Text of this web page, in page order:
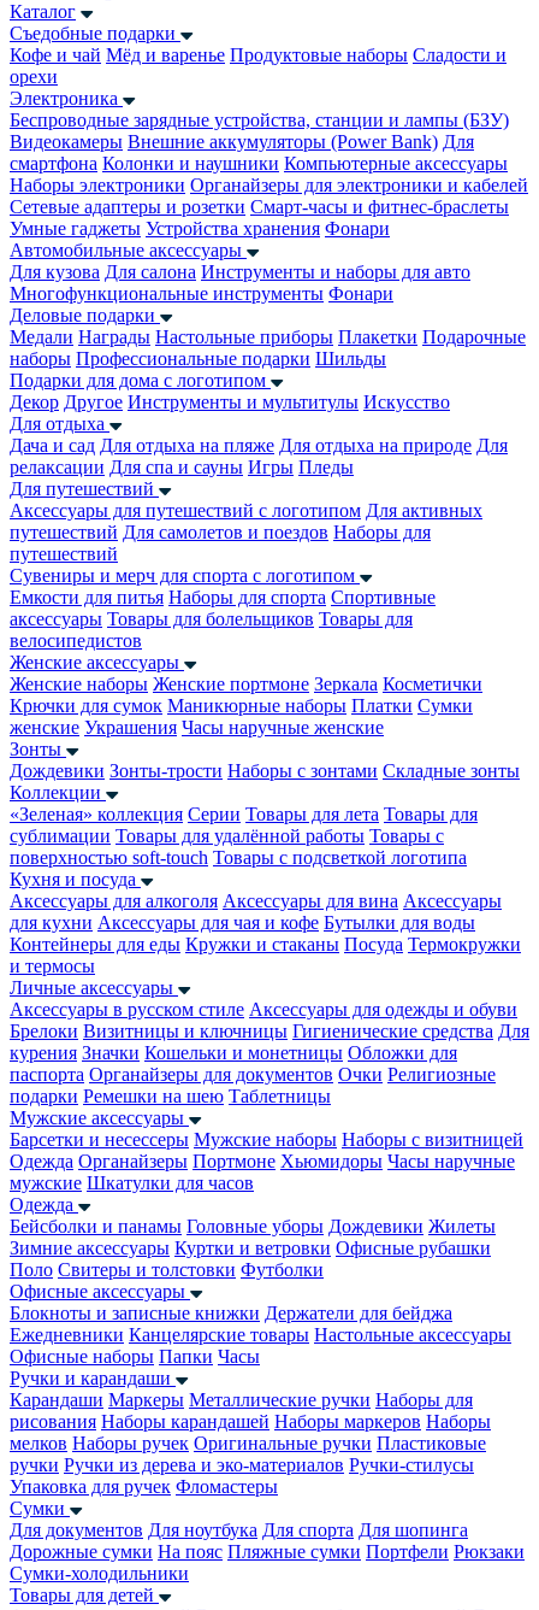
Каталог
Съедобные подарки
Кофе и чай Мёд и варенье Продуктовые наборы Сладости и
орехи
Электроника
Беспроводные зарядные устройства, станции и лампы (БЗУ)
Видеокамеры Внешние аккумуляторы (Power Bank) Для
смартфона Колонки и наушники Компьютерные аксессуары
Наборы электроники Органайзеры для электроники и кабелей
Сетевые адаптеры и розетки Смарт-часы и фитнес-браслеты
Умные гаджеты Устройства хранения Фонари
Автомобильные аксессуары
Для кузова Для салона Инструменты и наборы для авто
Многофункциональные инструменты Фонари
Деловые подарки
Медали Награды Настольные приборы Плакетки Подарочные
наборы Профессиональные подарки Шильды
Подарки для дома с логотипом
Декор Другое Инструменты и мультитулы Искусство
Для отдыха
Дача и сад Для отдыха на пляже Для отдыха на природе Для
релаксации Для спа и сауны Игры Пледы
Для путешествий
Аксессуары для путешествий с логотипом Для активных
путешествий Для самолетов и поездов Наборы для
путешествий
Сувениры и мерч для спорта с логотипом
Емкости для питья Наборы для спорта Спортивные
аксессуары Товары для болельщиков Товары для
велосипедистов
Женские аксессуары
Женские наборы Женские портмоне Зеркала Косметички
Крючки для сумок Маникюрные наборы Платки Сумки
женские Украшения Часы наручные женские
Зонты
Дождевики Зонты-трости Наборы с зонтами Складные зонты
Коллекции
«Зеленая» коллекция Серии Товары для лета Товары для
сублимации Товары для удалённой работы Товары с
поверхностью soft-touch Товары с подсветкой логотипа
Кухня и посуда
Аксессуары для алкоголя Аксессуары для вина Аксессуары
для кухни Аксессуары для чая и кофе Бутылки для воды
Контейнеры для еды Кружки и стаканы Посуда Термокружки
и термосы
Личные аксессуары
Аксессуары в русском стиле Аксессуары для одежды и обуви
Брелоки Визитницы и ключницы Гигиенические средства Для
курения Значки Кошельки и монетницы Обложки для
паспорта Органайзеры для документов Очки Религиозные
подарки Ремешки на шею Таблетницы
Мужские аксессуары
Барсетки и несессеры Мужские наборы Наборы с визитницей
Одежда Органайзеры Портмоне Хьюмидоры Часы наручные
мужские Шкатулки для часов
Одежда
Бейсболки и панамы Головные уборы Дождевики Жилеты
Зимние аксессуары Куртки и ветровки Офисные рубашки
Поло Свитеры и толстовки Футболки
Офисные аксессуары
Блокноты и записные книжки Держатели для бейджа
Ежедневники Канцелярские товары Настольные аксессуары
Офисные наборы Папки Часы
Ручки и карандаши
Карандаши Маркеры Металлические ручки Наборы для
рисования Наборы карандашей Наборы маркеров Наборы
мелков Наборы ручек Оригинальные ручки Пластиковые
ручки Ручки из дерева и эко-материалов Ручки-стилусы
Упаковка для ручек Фломастеры
Сумки
Для документов Для ноутбука Для спорта Для шопинга
Дорожные сумки На пояс Пляжные сумки Портфели Рюкзаки
Сумки-холодильники
Товары для детей